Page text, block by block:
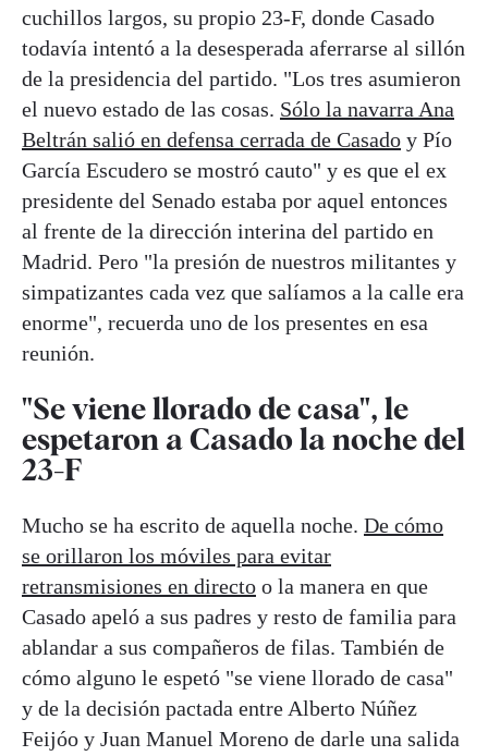
cuchillos largos, su propio 23-F, donde Casado
todavía intentó a la desesperada aferrarse al sillón
de la presidencia del partido. "Los tres asumieron
el nuevo estado de las cosas. Sólo la navarra Ana
Beltrán salió en defensa cerrada de Casado y Pío
García Escudero se mostró cauto" y es que el ex
presidente del Senado estaba por aquel entonces
al frente de la dirección interina del partido en
Madrid. Pero "la presión de nuestros militantes y
simpatizantes cada vez que salíamos a la calle era
enorme", recuerda uno de los presentes en esa
reunión.
"Se viene llorado de casa", le
espetaron a Casado la noche del
23-F
Mucho se ha escrito de aquella noche. De cómo
se orillaron los móviles para evitar
retransmisiones en directo o la manera en que
Casado apeló a sus padres y resto de familia para
ablandar a sus compañeros de filas. También de
cómo alguno le espetó "se viene llorado de casa"
y de la decisión pactada entre Alberto Núñez
Feijóo y Juan Manuel Moreno de darle una salida